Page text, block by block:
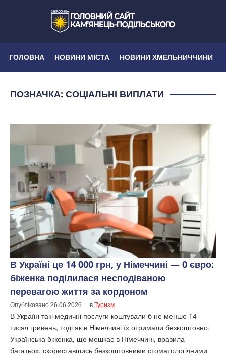
ГОЛОВНА НОВИНИ МІСТА НОВИНИ ХМЕЛЬНИЧЧИНИ
ПОЗНАЧКА: СОЦІАЛЬНІ ВИПЛАТИ
В Україні це 14 000 грн, у Німеччині — 0 євро:
біженка поділилася несподіваною
перевагою життя за кордоном
Опубліковано26.06.2026 вТуризм
В Україні такі медичні послуги коштували б не менше 14
тисяч гривень, тоді як в Німеччині їх отримали безкоштовно.
Українська біженка, що мешкає в Німеччині, вразила
багатьох, скориставшись безкоштовними стоматологічними